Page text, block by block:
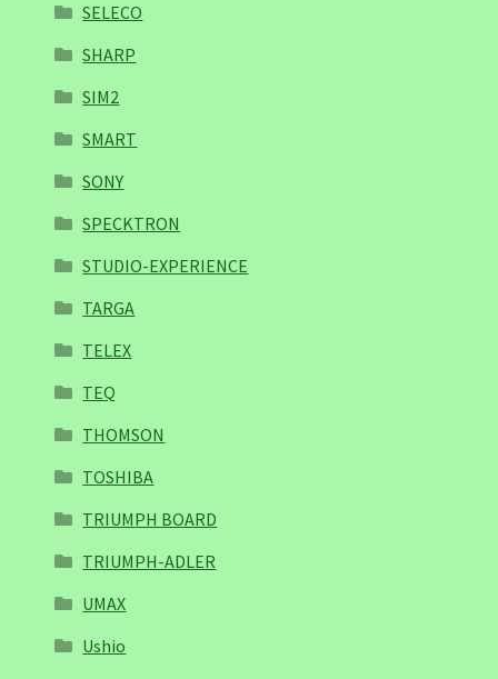
SELECO
SHARP
SIM2
SMART
SONY
SPECKTRON
STUDIO-EXPERIENCE
TARGA
TELEX
TEQ
THOMSON
TOSHIBA
TRIUMPH BOARD
TRIUMPH-ADLER
UMAX
Ushio